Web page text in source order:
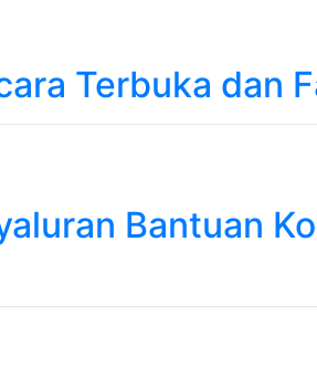
Terbuka dan
Bantuan